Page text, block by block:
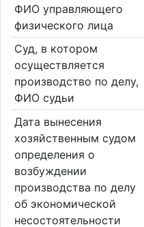
ФИО управляющего
физического лица
Суд, в котором
осуществляется
производство по делу,
ФИО судьи
Дата вынесения
хозяйственным судом
определения о
возбуждении
производства по делу
об экономической
несостоятельности